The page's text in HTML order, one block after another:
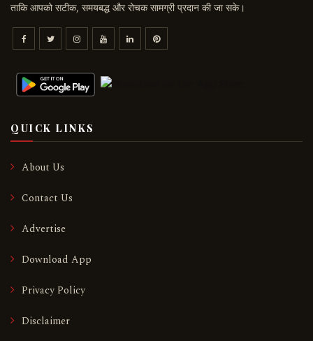
ताकि आपको सटीक, समयबद्ध और रोचक सामग्री प्रदान की जा सके।
QUICK LINKS
About Us
Contact Us
Advertise
Download App
Privacy Policy
Disclaimer